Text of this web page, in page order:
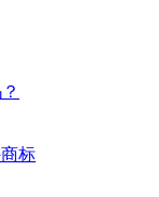
标